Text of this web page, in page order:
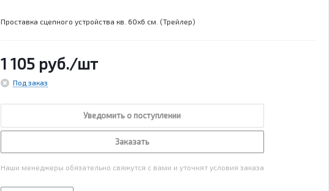
Проставка сцепного устройства кв. 60х6 см. (Трейлер)
1 105 руб./шт
Под заказ
Уведомить о поступлении
Заказать
Наши менеджеры обязательно свяжутся с вами и уточнят условия заказа